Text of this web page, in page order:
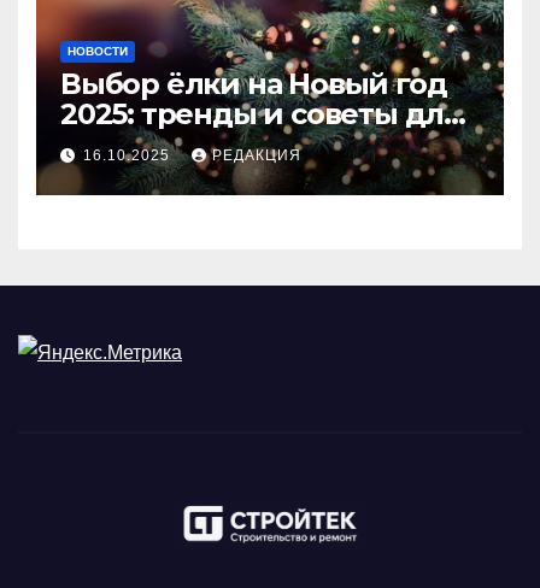
НОВОСТИ
Выбор ёлки на Новый год
2025: тренды и советы для
идеального праздника
16.10.2025 РЕДАКЦИЯ